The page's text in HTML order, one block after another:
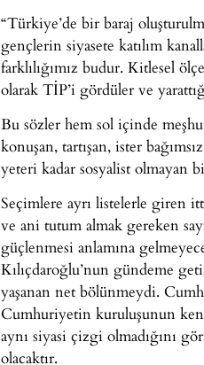
“Türkiye’de bir baraj
gençlerin siyasete katılım
farklılığımız budur. Kitlesel
olarak TİP’i gördüler ve
Bu sözler hem sol içinde
konuşan, tartışan, ister
yeteri kadar sosyalist olmayan
Seçimlere ayrı listelerle giren
ve ani tutum almak gereken
güçlenmesi anlamına
Kılıçdaroğlu’nun gündeme
yaşanan net bölünmeydi.
Cumhuriyetin kuruluşunun
aynı siyasi çizgi olmadığını
olacaktır.